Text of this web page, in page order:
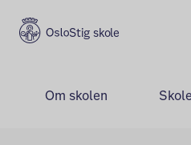
Stig skole
Om skolen